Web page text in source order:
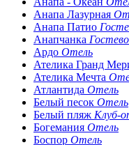
Анапа Лазурная
Анапа Патио
Анапчанка
Ардо Отель
Ателика Гранд
Ателика Мечта
Атлантида Отель
Белый песок Отель
Белый пляж Клуб-
Богемания Отель
Боспор Отель